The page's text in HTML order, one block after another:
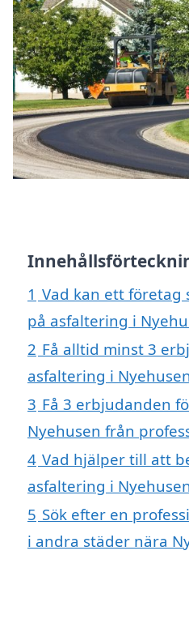
1 Vad kan ett företag
på asfaltering i
2 Få alltid minst 3
asfaltering i Nyehusen
3 Få 3 erbjudanden
Nyehusen från
4 Vad hjälper till att
asfaltering i
5 Sök efter en
i andra städer nära